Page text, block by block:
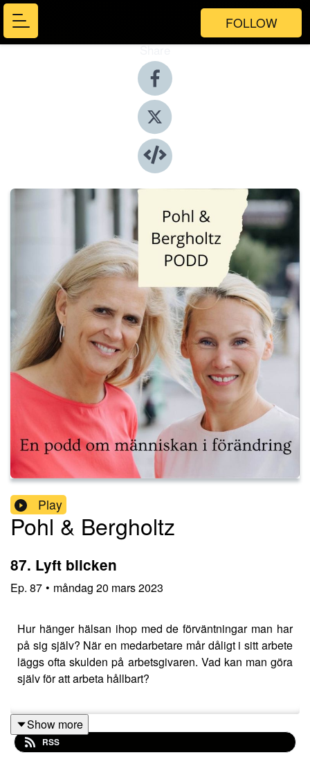
FOLLOW
Share
Play
Pohl & Bergholtz
87. Lyft blicken
Ep. 87 • måndag 20 mars 2023
Hur hänger hälsan ihop med de förväntningar man har
på sig själv? När en medarbetare mår dåligt i sitt arbete
läggs ofta skulden på arbetsgivaren. Vad kan man göra
själv för att arbeta hållbart?
Skicka era tankar och synpunkter om avsnittet till oss på
Instagram @tranahjarnan och @insightcompetence
Show more
RSS